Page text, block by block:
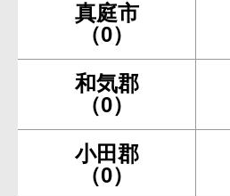
真庭市
（0）
和気郡
（0）
小田郡
（0）